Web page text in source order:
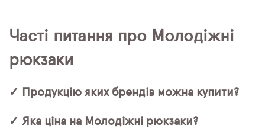
Часті питання про Молодіжні
рюкзаки
✓ Продукцію яких брендів можна купити?
✓ Яка ціна на Молодіжні рюкзаки?